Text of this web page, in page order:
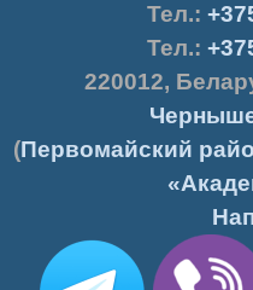
Тел.:
Тел.:
220012,
(Первомайский